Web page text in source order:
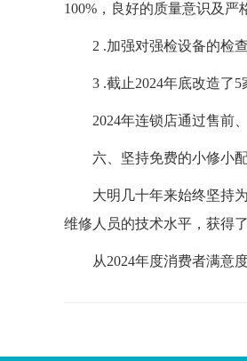
100%，良好的质量意识及严
2 .加强对强检设备的检
3 .截止2024年底改造了
2024年连锁店通过售前
六、坚持免费的小修小
大明几十年来始终坚持
维修人员的技术水平，获得
从2024年度消费者满意